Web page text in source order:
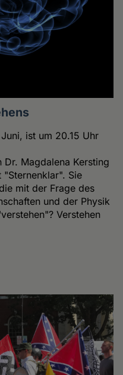
ist um 20.15 Uhr
Magdalena Kersting
Sie
mit der Frage des
und der Physik
Verstehen